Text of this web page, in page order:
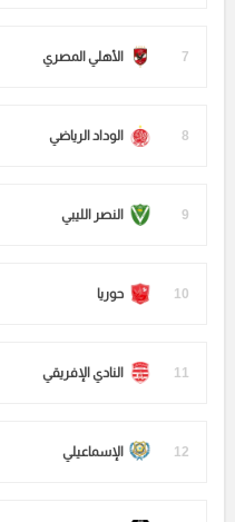
7 الأهلي المصري
8 الوداد الرياضي
9 النصر الليبي
10 حوريا
11 النادي الإفريقي
12 الإسماعيلي